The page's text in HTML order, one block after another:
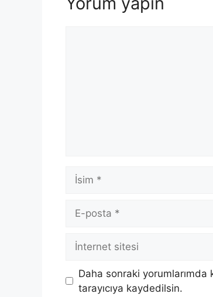
İsim
posta
İnternet
sitesi
Daha sonraki yorumlarımda
tarayıcıya kaydedilsin.